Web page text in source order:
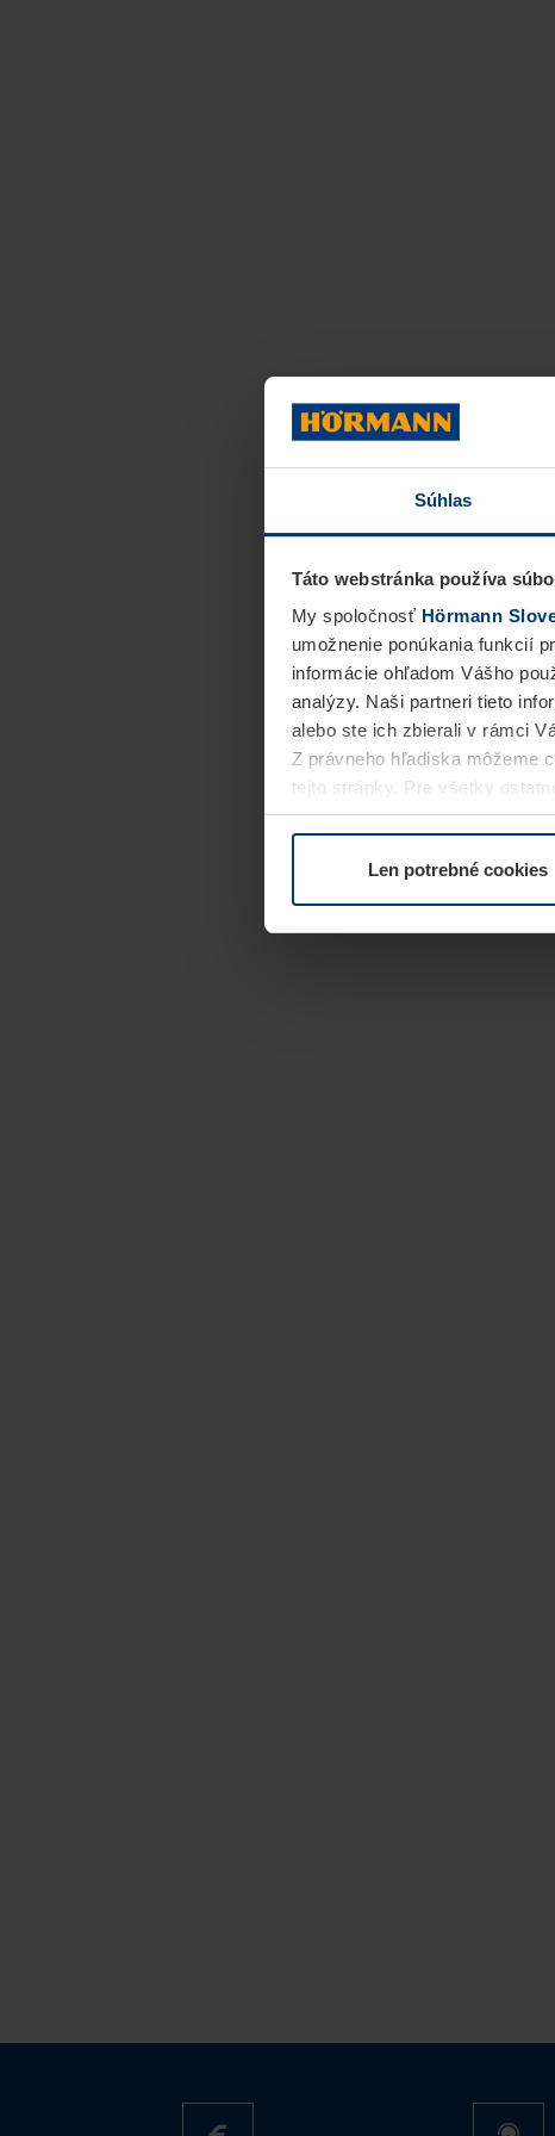
Súhlas
Táto webstránka používa
My spoločnosť Hörmann
umožnenie ponúkania funkcií
informácie ohľadom Vášho
analýzy. Naši partneri tieto
alebo ste ich zbierali v rámci
Z právneho hľadiska môžeme
tejto stránky. Pre všetky
alebo odvolať vo vysvetlení
Len potrebné cookies